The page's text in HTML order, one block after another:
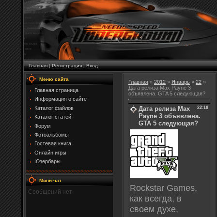
Главная|Регистрация|Вход
Меню сайта
Главная страница
Информация о сайте
Каталог файлов
Каталог статей
Форум
Фотоальбомы
Гостевая книга
Онлайн игры
Юзербары
Мини-чат
Главная » 2012 » Январь » 22 »
Дата релиза Max Payne 3
объявлена. GTA 5 следующая?
22:18
Дата релиза Max
Payne 3 объявлена.
GTA 5 следующая?
Rockstar Games,
как всегда, в
своем духе,